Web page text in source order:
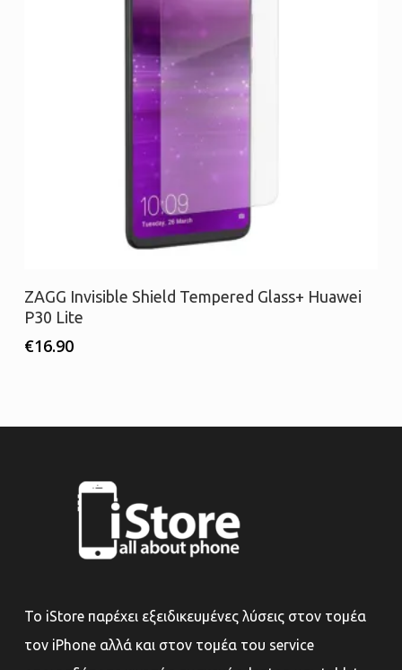
Προσθήκη στο καλάθι
ZAGG Invisible Shield Tempered Glass+ Huawei
P30 Lite
€16.90
Το iStore παρέχει εξειδικευμένες λύσεις στον τομέα
τον iPhone αλλά και στον τομέα του service